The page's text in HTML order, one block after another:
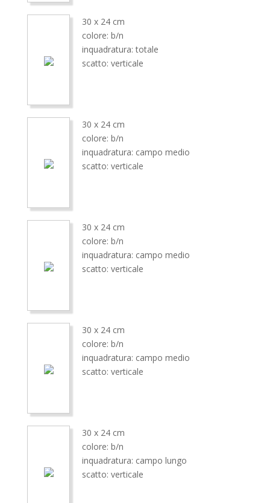
30 x 24 cm
colore: b/n
inquadratura: totale
scatto: verticale
30 x 24 cm
colore: b/n
inquadratura: campo medio
scatto: verticale
30 x 24 cm
colore: b/n
inquadratura: campo medio
scatto: verticale
30 x 24 cm
colore: b/n
inquadratura: campo medio
scatto: verticale
30 x 24 cm
colore: b/n
inquadratura: campo lungo
scatto: verticale